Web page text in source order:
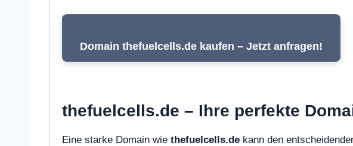
Domain thefuelcells.de kaufen – Jetzt anfragen!
thefuelcells.de – Ihre perfekte
Eine starke Domain wie thefuelcells.de kann den